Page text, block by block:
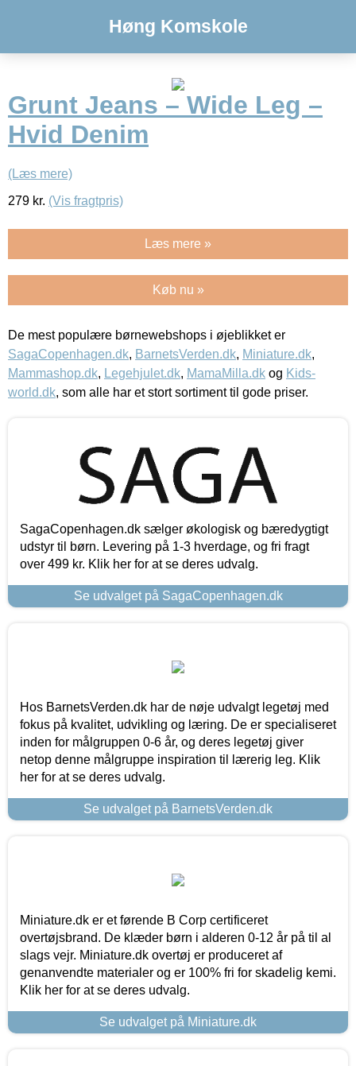
Høng Komskole
Grunt Jeans – Wide Leg –
Hvid Denim
(Læs mere)
279 kr. (Vis fragtpris)
Læs mere »
Køb nu »
De mest populære børnewebshops i øjeblikket er
SagaCopenhagen.dk, BarnetsVerden.dk, Miniature.dk,
Mammashop.dk, Legehjulet.dk, MamaMilla.dk og Kids-
world.dk, som alle har et stort sortiment til gode priser.
SagaCopenhagen.dk sælger økologisk og bæredygtigt
udstyr til børn. Levering på 1-3 hverdage, og fri fragt
over 499 kr. Klik her for at se deres udvalg.
Se udvalget på SagaCopenhagen.dk
Hos BarnetsVerden.dk har de nøje udvalgt legetøj med
fokus på kvalitet, udvikling og læring. De er specialiseret
inden for målgruppen 0-6 år, og deres legetøj giver
netop denne målgruppe inspiration til lærerig leg. Klik
her for at se deres udvalg.
Se udvalget på BarnetsVerden.dk
Miniature.dk er et førende B Corp certificeret
overtøjsbrand. De klæder børn i alderen 0-12 år på til al
slags vejr. Miniature.dk overtøj er produceret af
genanvendte materialer og er 100% fri for skadelig kemi.
Klik her for at se deres udvalg.
Se udvalget på Miniature.dk